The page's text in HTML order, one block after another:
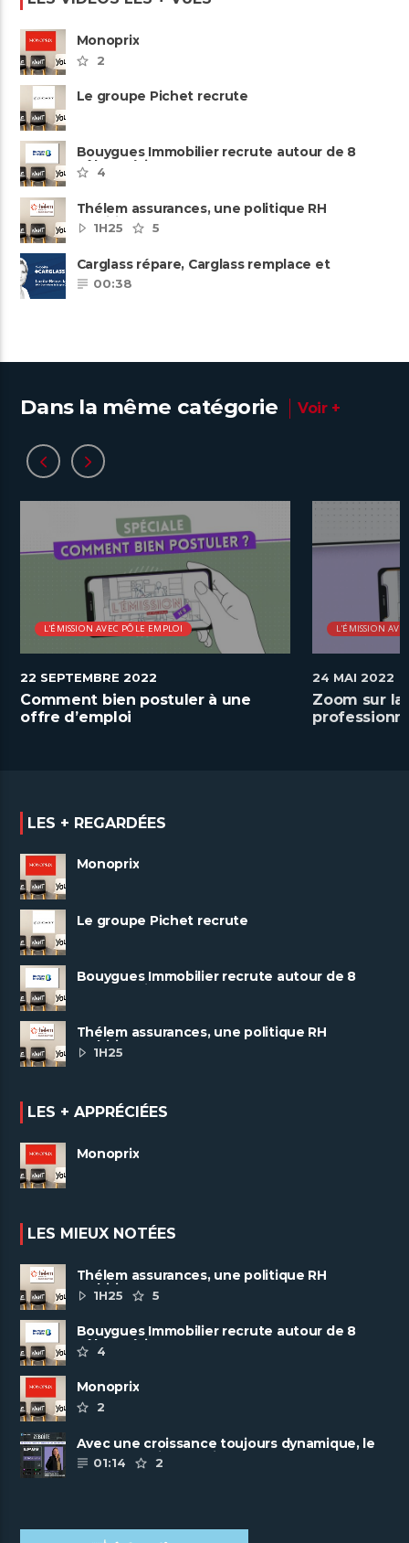
Monoprix
2
Le groupe Pichet recrute
Bouygues Immobilier recrute autour de 8
pôles métiers
4
Thélem assurances, une politique RH
ambitieuse
1H25 5
Carglass répare, Carglass remplace et
Carglass embauche également.
00:38
Dans la même catégorie Voir +
L'ÉMISSION AVEC PÔLE EMPLOI
22 SEPTEMBRE 2022
Comment bien postuler à une
offre d’emploi
L'ÉMISSION
24 MAI 2022
Zoom sur
LES + REGARDÉES
Monoprix
Le groupe Pichet recrute
Bouygues Immobilier recrute autour de 8
Thélem assurances, une politique RH
ambitieuse
1H25
LES + APPRÉCIÉES
Monoprix
LES MIEUX NOTÉES
Thélem assurances, une politique RH
ambitieuse
1H25 5
Bouygues Immobilier recrute autour de 8
pôles métiers
4
Monoprix
2
Avec une croissance toujours dynamique, le
groupe Scalian continue de ......
01:14 2